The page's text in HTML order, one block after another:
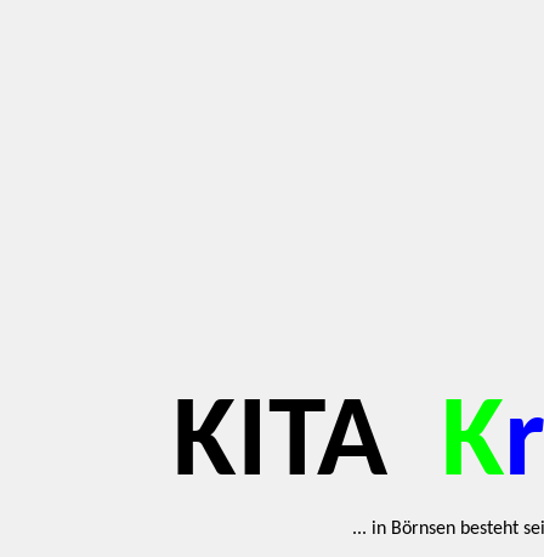
KITA Kr
... in Börnsen besteht